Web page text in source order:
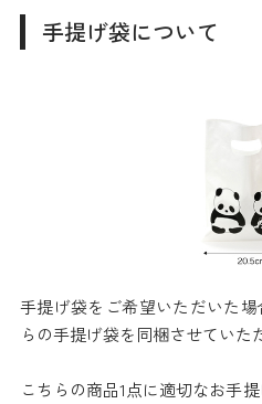
手提げ袋について
手提げ袋をご希望いただいた
らの手提げ袋を同梱させていた
こちらの商品1点に適切なお手